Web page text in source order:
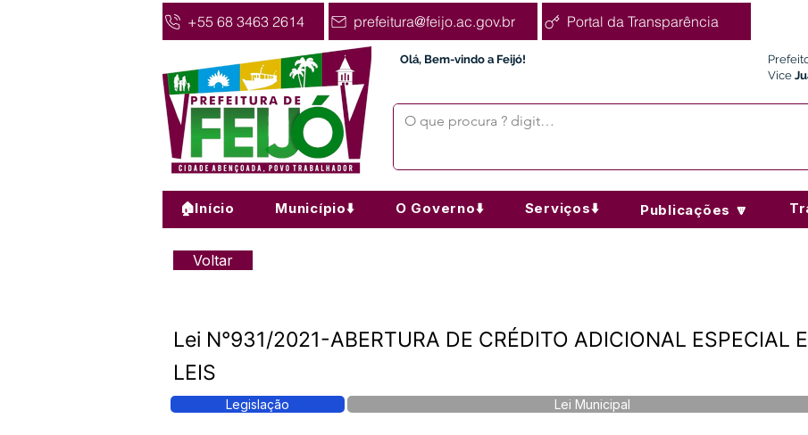
+55 68 3463 2614 prefeitura@feijo.ac.gov.br Portal da Transparência
Olá, Bem-vindo a Feijó!
Vice
🏠Início Município⬇️ O Governo⬇️ Serviços⬇️ Publicações 🔽
Voltar
Lei N°931/2021-ABERTURA DE CRÉDITO ADICIONAL ESPECIAL
LEIS
Legislação Lei Municipal